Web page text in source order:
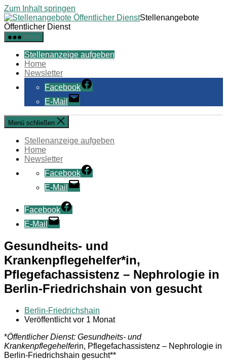
Zum Inhalt springen
Stellenangebote
Öffentlicher Dienst
Menü
Stellenanzeige aufgeben
Home
Newsletter
Facebook
E-Mail
Menü schließen
Stellenanzeige aufgeben
Home
Newsletter
Facebook
E-Mail
Facebook
E-Mail
Gesundheits- und
Krankenpflegehelfer*in,
Pflegefachassistenz – Nephrologie in
Berlin-Friedrichshain von gesucht
Berlin-Friedrichshain
Veröffentlicht vor 1 Monat
*Öffentlicher Dienst: Gesundheits- und
Krankenpflegehelferin, Pflegefachassistenz – Nephrologie in
Berlin-Friedrichshain gesucht**